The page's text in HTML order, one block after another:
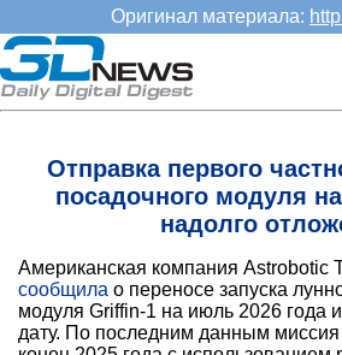
Оригинал материала:
Отправка первого
посадочного модуля
надолго
Американская компания Astrobotic
сообщила о переносе запуска
модуля Griffin-1 на июль 2026 года
дату. По последним данным